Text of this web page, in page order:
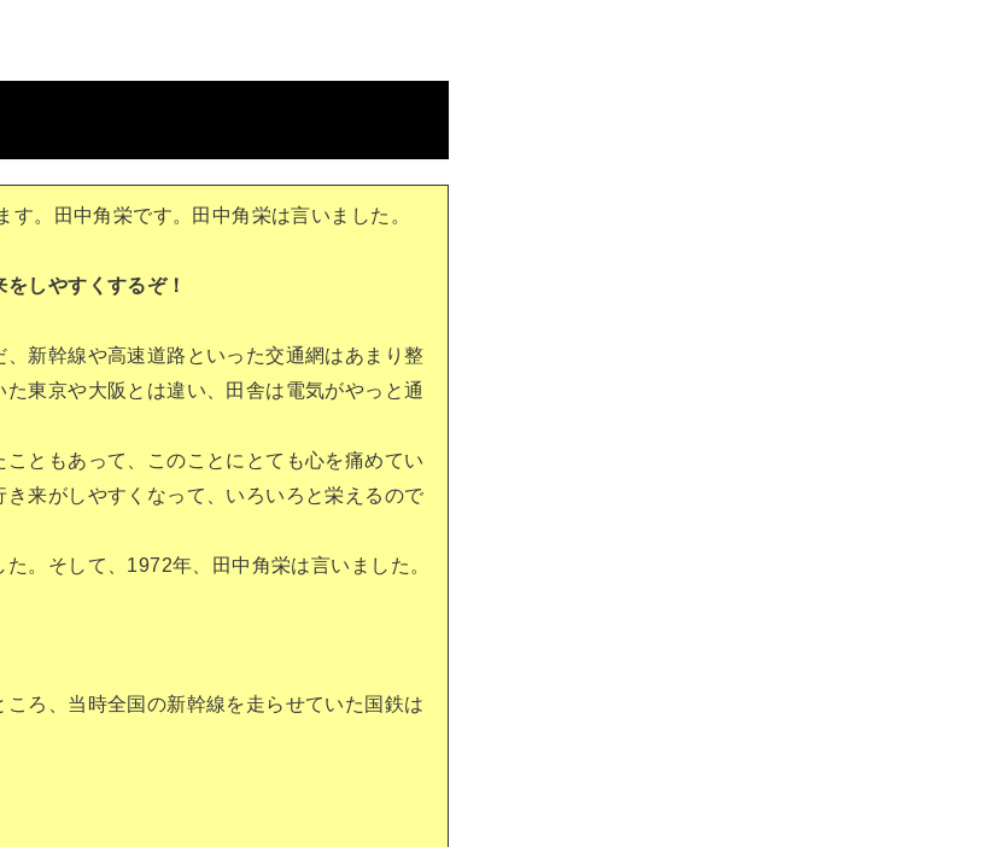
。田中角栄です。田中角栄は言いました。
しやすくするぞ！
新幹線や高速道路といった交通網はあまり整
東京や大阪とは違い、田舎は電気がやっと通
ともあって、このことにとても心を痛めてい
来がしやすくなって、いろいろと栄えるので
。そして、1972年、田中角栄は言いました。
ろ、当時全国の新幹線を走らせていた国鉄は